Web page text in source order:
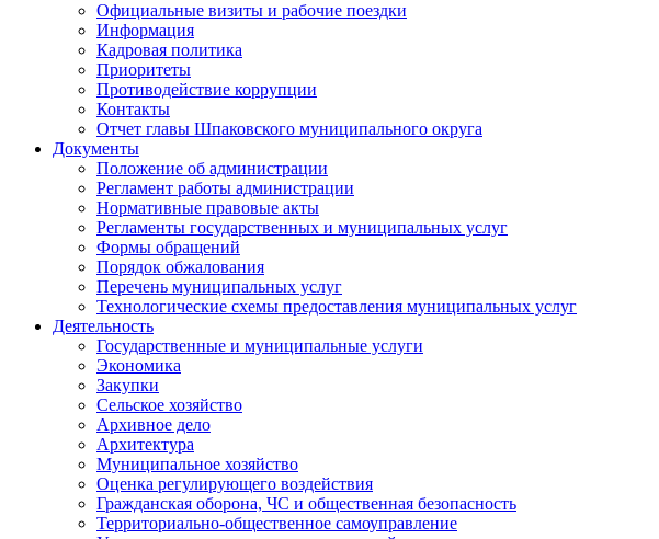
Официальные визиты и рабочие поездки
Информация
Кадровая политика
Приоритеты
Противодействие коррупции
Контакты
Отчет главы Шпаковского муниципального округа
Документы
Положение об администрации
Регламент работы администрации
Нормативные правовые акты
Регламенты государственных и муниципальных услуг
Формы обращений
Порядок обжалования
Перечень муниципальных услуг
Технологические схемы предоставления муниципальных услуг
Деятельность
Государственные и муниципальные услуги
Экономика
Закупки
Сельское хозяйство
Архивное дело
Архитектура
Муниципальное хозяйство
Оценка регулирующего воздействия
Гражданская оборона, ЧС и общественная безопасность
Территориально-общественное самоуправление